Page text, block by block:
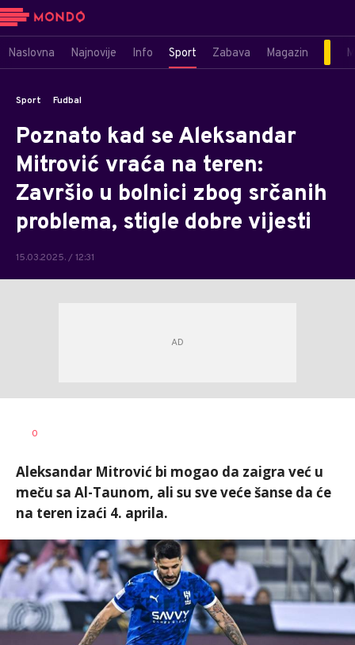
Naslovna Najnovije Info Sport Zabava Magazin
Sport Fudbal
Poznato kad se Aleksandar
Mitrović vraća na teren:
Završio u bolnici zbog srčanih
problema, stigle dobre vijesti
15.03.2025. / 12:31
0
Aleksandar Mitrović bi mogao da zaigra već u
meču sa Al-Taunom, ali su sve veće šanse da će
na teren izaći 4. aprila.